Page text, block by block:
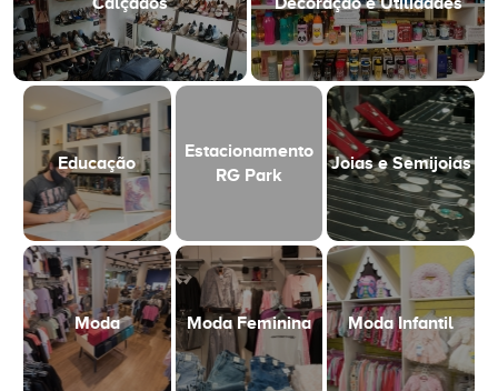
Educação
Estacionamento
RG Park
Joias e Semijoias
Moda Moda Feminina Moda Infantil